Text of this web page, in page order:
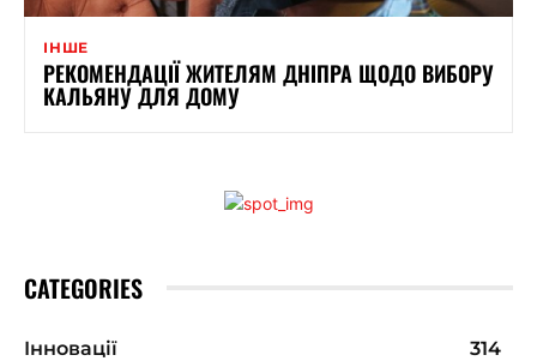
ІНШЕ
РЕКОМЕНДАЦІЇ ЖИТЕЛЯМ ДНІПРА ЩОДО ВИБОРУ
КАЛЬЯНУ ДЛЯ ДОМУ
CATEGORIES
Інновації
314